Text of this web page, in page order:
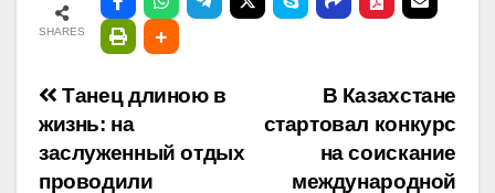
SHARES
Навигация
по
В Казахстане
стартовал конкурс
на соискание
международной
Танец длиною в
жизнь: на
заслуженный отдых
проводили